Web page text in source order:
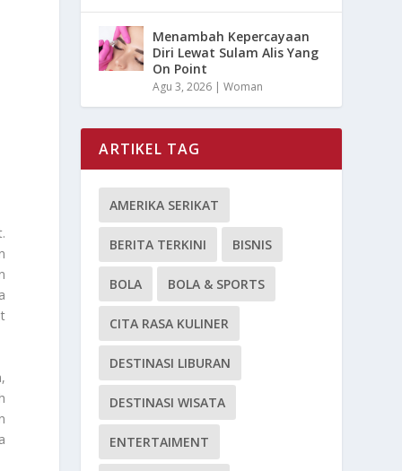
Menambah Kepercayaan
Diri Lewat Sulam Alis Yang
On Point
Agu 3, 2026 |Woman
ARTIKEL TAG
AMERIKA SERIKAT
BERITA TERKINI BISNIS
BOLA BOLA & SPORTS
CITA RASA KULINER
DESTINASI LIBURAN
DESTINASI WISATA
ENTERTAIMENT